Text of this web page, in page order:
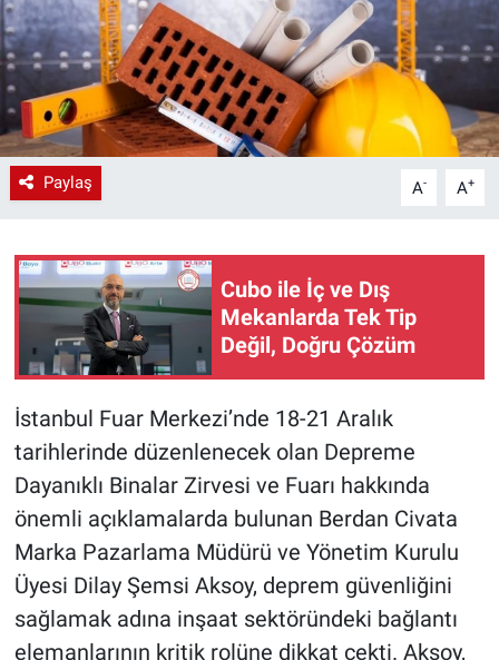
Paylaş A- A+
Cubo ile İç ve Dış
Mekanlarda Tek Tip
Değil, Doğru Çözüm
İstanbul Fuar Merkezi’nde 18-21 Aralık
tarihlerinde düzenlenecek olan Depreme
Dayanıklı Binalar Zirvesi ve Fuarı hakkında
önemli açıklamalarda bulunan Berdan Civata
Marka Pazarlama Müdürü ve Yönetim Kurulu
Üyesi Dilay Şemsi Aksoy, deprem güvenliğini
sağlamak adına inşaat sektöründeki bağlantı
elemanlarının kritik rolüne dikkat çekti. Aksoy,